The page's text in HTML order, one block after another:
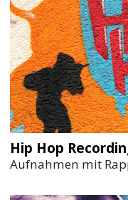
Hip Hop
Aufnahmen mit